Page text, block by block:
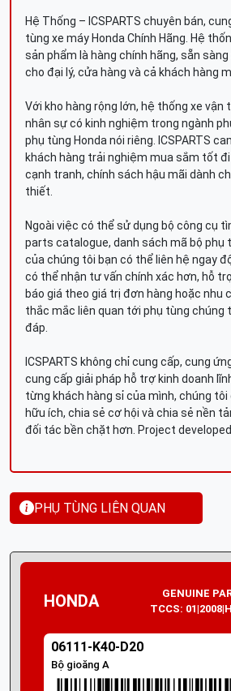
Hệ Thống – ICSPARTS chuyên bán,
tùng xe máy Honda Chính Hãng. Hệ
sản phẩm là hàng chính hãng, sẵn
cho đại lý, cửa hàng và cả khách hàng
Với kho hàng rộng lớn, hệ thống xe vận
nhân sự có kinh nghiệm trong ngành
phụ tùng Honda nói riêng. ICSPARTS
khách hàng trải nghiệm mua sắm tốt
cạnh tranh, chính sách hậu mãi dành
thiết.
Ngoài việc có thể sử dụng bộ công cụ
parts catalogue, danh sách mã bộ phụ
của chúng tôi bạn có thể liên hệ ngay
có thể nhận tư vấn chính xác hơn, hỗ
báo giá theo giá trị đơn hàng hoặc nhu
thắc mắc liên quan tới phụ tùng chúng
đáp.
ICSPARTS không chỉ cung cấp, cung
cung cấp giải pháp hỗ trợ kinh doanh
từng khách hàng sỉ của mình, chúng
hữu ích, chia sẻ cơ hội và chia sẻ nền
đối tác bền chặt hơn. Project
PHỤ TÙNG LIÊN QUAN
HONDA
GENUINE
TCCS:
06111-K40-D20
Bộ gioăng A